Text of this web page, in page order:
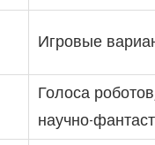
Игровые
Голоса
научно-